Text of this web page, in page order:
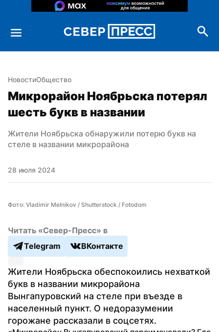
НовостиОбщество
Микрорайон Ноябрьска потерял
шесть букв в названии
Жители Ноябрьска обнаружили потерю букв на
стеле в названии микрорайона
28 июля 2024
Фото: Vladimir Melnikov / Shutterstock / Fotodom
Читать «Север-Пресс» в
Telegram
ВКонтакте
Жители Ноябрьска обеспокоились нехваткой
букв в названии микрорайона
Вынгапуровский на стеле при въезде в
населенный пункт. О недоразумении
горожане рассказали в соцсетях.